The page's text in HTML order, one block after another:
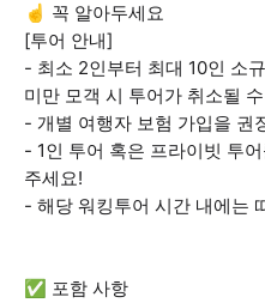
☝️ 꼭 알아두세요
[투어 안내]
- 최소 2인부터 최대 10인 소
미만 모객 시 투어가 취소될
- 개별 여행자 보험 가입을 권
- 1인 투어 혹은 프라이빗 투
주세요!
- 해당 워킹투어 시간 내에는
✅ 포함 사항